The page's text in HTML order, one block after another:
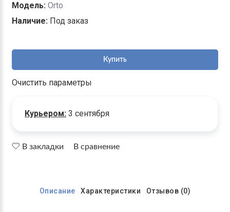
Модель: Orto
Наличие: Под заказ
Купить
Очистить параметры
Курьером: 3 сентября
В закладки В сравнение
Описание Характеристики Отзывов (0)